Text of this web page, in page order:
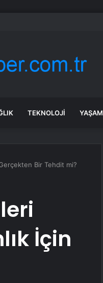
söyledi
TEKNOLOJI YAŞAM
Bir Tehdit mi?
İçin